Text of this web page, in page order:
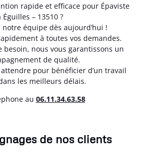
rapide et efficace pour Épaviste
Éguilles – 13510 ?
notre équipe dès aujourd’hui !
à toutes vos demandes.
besoin, nous vous garantissons un
de qualité.
pour bénéficier d’un travail
les meilleurs délais.
au 06.11.34.63.58
de nos clients